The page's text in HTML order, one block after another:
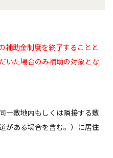
補助金制度を終了することと
いた場合のみ補助の対象とな
一敷地内もしくは隣接する敷
がある場合を含む。）に居住